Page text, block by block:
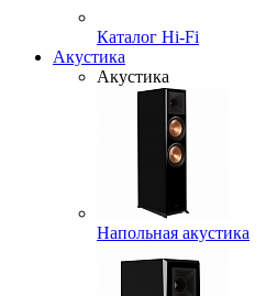
Каталог Hi-Fi
Акустика
Акустика
Напольная акустика